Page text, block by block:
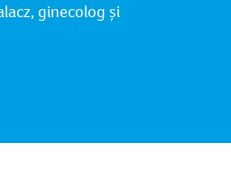
ginecolog și